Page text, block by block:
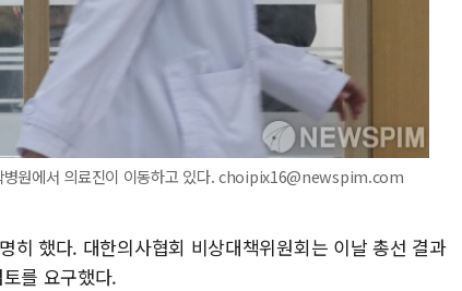
병원에서 의료진이 이동하고 있다. choipix16@newspim.com
히 했다. 대한의사협회 비상대책위원회는 이날 총선 결과
를 요구했다.